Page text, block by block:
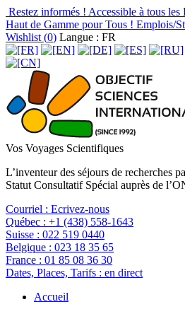
Restez informés ! Accessible à tous les
Haut de Gamme pour Tous ! Emplois/
Wishlist (0) Langue : FR
Vos Voyages Scientifiques
L’inventeur des séjours de recherches
Statut Consultatif Spécial auprès de
Courriel : Ecrivez-nous
Québec : +1 (438) 558-1643
Suisse : 022 519 0440
Belgique : 023 18 35 65
France : 01 85 08 36 30
Dates, Places, Tarifs : en direct
Accueil